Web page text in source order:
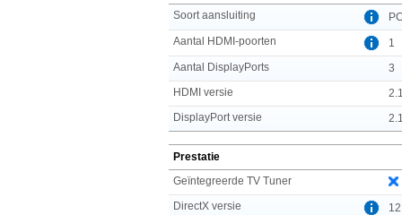
Soort aansluiting
Aantal HDMI-poorten
1
Aantal DisplayPorts
3
HDMI versie
DisplayPort versie
Prestatie
Geïntegreerde TV Tuner
DirectX versie
12